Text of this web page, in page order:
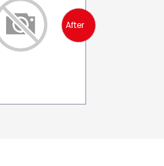
After